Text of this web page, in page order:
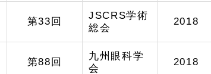
第33回
JSCRS学術
総会
2018
第88回
九州眼科学
会
2018